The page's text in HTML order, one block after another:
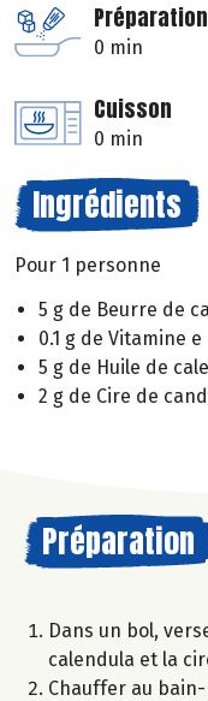
Préparation
0 min
Cuisson
0 min
Ingrédients
Pour 1 personne
5 g de Beurre de
0.1 g de Vitamine e
5 g de Huile de
2 g de Cire de
Préparation
Dans un bol,
calendula et la
Chauffer au